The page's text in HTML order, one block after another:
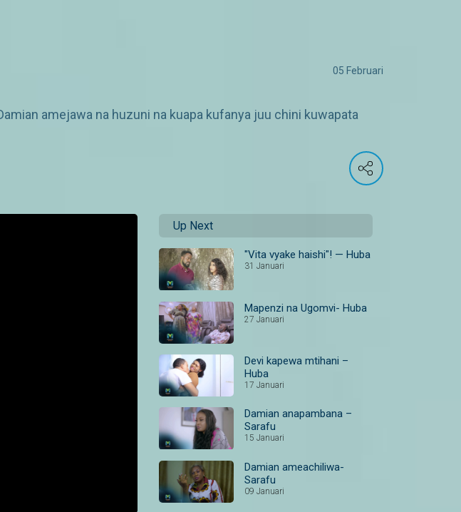
05 Februari
amejawa na huzuni na kuapa kufanya juu chini kuwapata
Up Next
"Vita vyake haishi"! — Huba
31 Januari
Mapenzi na Ugomvi- Huba
27 Januari
Devi kapewa mtihani –
Huba
17 Januari
Damian anapambana –
Sarafu
15 Januari
Damian ameachiliwa-
Sarafu
09 Januari